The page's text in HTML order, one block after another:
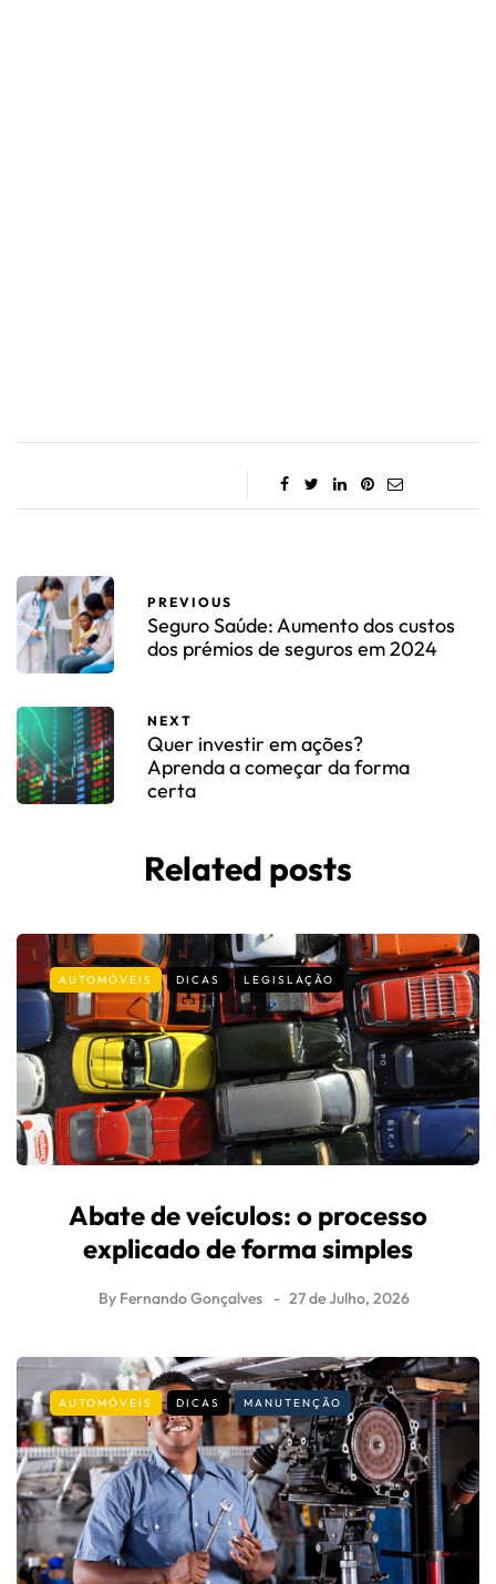
PREVIOUS
Seguro Saúde: Aumento dos custos
dos prémios de seguros em 2024
NEXT
Quer investir em ações?
Aprenda a começar da forma
certa
Related posts
AUTOMÓVEIS DICAS LEGISLAÇÃO
Abate de veículos: o processo
explicado de forma simples
By Fernando Gonçalves 27 de Julho, 2026
AUTOMÓVEIS DICAS MANUTENÇÃO